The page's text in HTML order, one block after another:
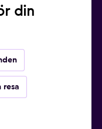
din
resa